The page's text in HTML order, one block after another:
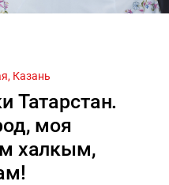
Казань
Татарстан.
моя